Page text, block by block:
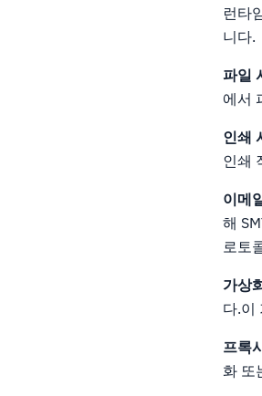
런타
니다.
파일
에서
인쇄
인쇄
이메
해
로토
가상
다.이
프록
화 또